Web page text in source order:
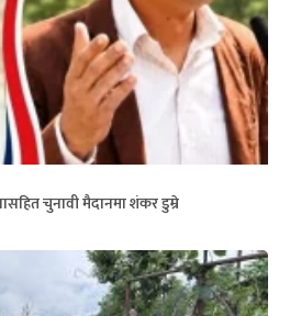
चुनावी मैदानमा शंकर डुम्रे